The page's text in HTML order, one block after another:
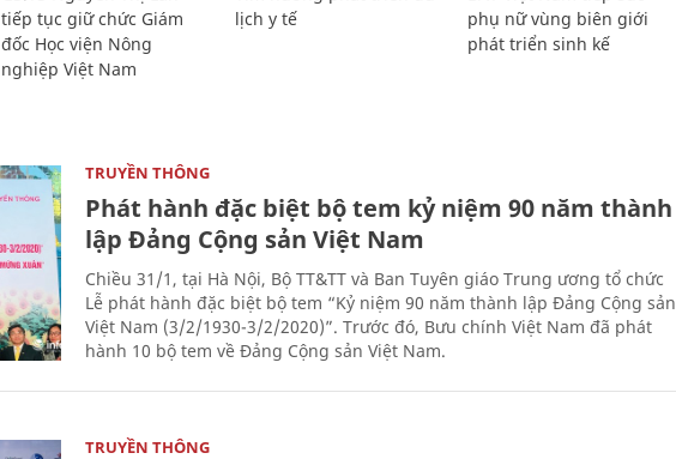
tiếp tục giữ chức Giám
đốc Học viện Nông
nghiệp Việt Nam
lịch y tế
phụ nữ vùng biên giới
phát triển sinh kế
TRUYỀN THÔNG
Phát hành đặc biệt bộ tem kỷ niệm 90 năm thành
lập Đảng Cộng sản Việt Nam
Chiều 31/1, tại Hà Nội, Bộ TT&TT và Ban Tuyên giáo Trung ương tổ chức
Lễ phát hành đặc biệt bộ tem “Kỷ niệm 90 năm thành lập Đảng Cộng sản
Việt Nam (3/2/1930-3/2/2020)”. Trước đó, Bưu chính Việt Nam đã phát
hành 10 bộ tem về Đảng Cộng sản Việt Nam.
TRUYỀN THÔNG